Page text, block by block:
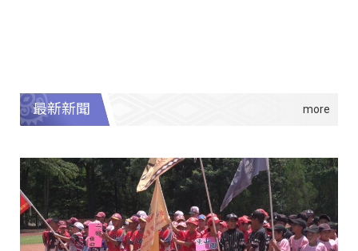
最新新聞